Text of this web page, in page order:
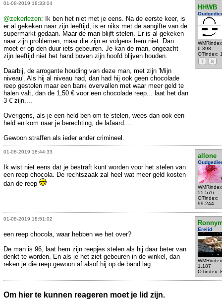
01-08-2019 18:33:04
HHWB
6.398
OTindex:
T
S
@zekerlezen: Ik ben het niet met je eens. Na de eerste keer, is
er al gekeken naar zijn leeftijd, is er niks met de aangifte van de
supermarkt gedaan. Maar de man blijft stelen. Er is al gekeken
naar zijn problemen, maar die zijn er volgens hem niet. Dan
moet er op den duur iets gebeuren. Je kan de man, ongeacht
zijn leeftijd niet het hand boven zijn hoofd blijven houden.
Daarbij, de arrogante houding van deze man, met zijn 'Mijn
niveau'. Als hij al niveau had, dan had hij ook geen chocolade
reep gestolen maar een bank overvallen met waar meer geld te
halen valt, dan de 1,50 € voor een chocolade reep... laat het dan
3 € zijn....
Overigens, als je een held ben om te stelen, wees dan ook een
held en kom naar je berechting, de lafaard....
Gewoon straffen als ieder ander crimineel.
01-08-2019 18:44:33
allone
55.576
OTindex:
99.244
Ik wist niet eens dat je bestraft kunt worden voor het stelen van
een reep chocola. De rechtszaak zal heel wat meer geld kosten
dan de reep
01-08-2019 18:51:02
Erelid
1.187
OTindex:
een reep chocola, waar hebben we het over?
De man is 96, laat hem zijn reepjes stelen als hij daar beter van
denkt te worden. En als je het ziet gebeuren in de winkel, dan
reken je die reep gewoon af alsof hij op de band lag
Om hier te kunnen reageren moet je lid zijn.